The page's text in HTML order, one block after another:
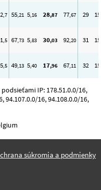
,7 55,21 5,16 28,87 77,67 29 15
,5 67,73 5,83 30,03 92,20 31 15
,5 49,13 5,40 17,96 67,11 32 15
IP: 178.51.0.0/16,
94.107.0.0/16, 94.108.0.0/16,
súkromia a podmienky